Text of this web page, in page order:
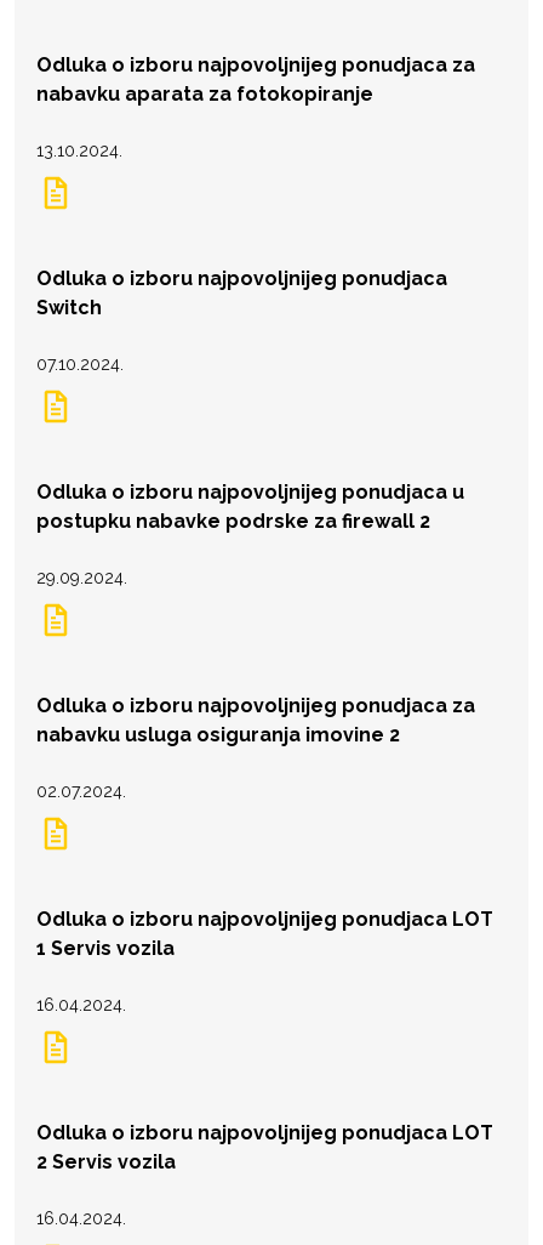
Odluka o izboru najpovoljnijeg ponudjaca za
nabavku aparata za fotokopiranje
13.10.2024.
Odluka o izboru najpovoljnijeg ponudjaca
Switch
07.10.2024.
Odluka o izboru najpovoljnijeg ponudjaca u
postupku nabavke podrske za firewall 2
29.09.2024.
Odluka o izboru najpovoljnijeg ponudjaca za
nabavku usluga osiguranja imovine 2
02.07.2024.
Odluka o izboru najpovoljnijeg ponudjaca LOT
1 Servis vozila
16.04.2024.
Odluka o izboru najpovoljnijeg ponudjaca LOT
2 Servis vozila
16.04.2024.